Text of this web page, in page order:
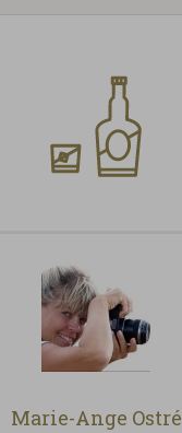
Marie-Ange Ostré